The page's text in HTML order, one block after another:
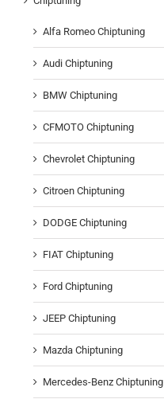
Alfa Romeo Chiptuning
Audi Chiptuning
BMW Chiptuning
CFMOTO Chiptuning
Chevrolet Chiptuning
Citroen Chiptuning
DODGE Chiptuning
FIAT Chiptuning
Ford Chiptuning
JEEP Chiptuning
Mazda Chiptuning
Mercedes-Benz Chiptuning